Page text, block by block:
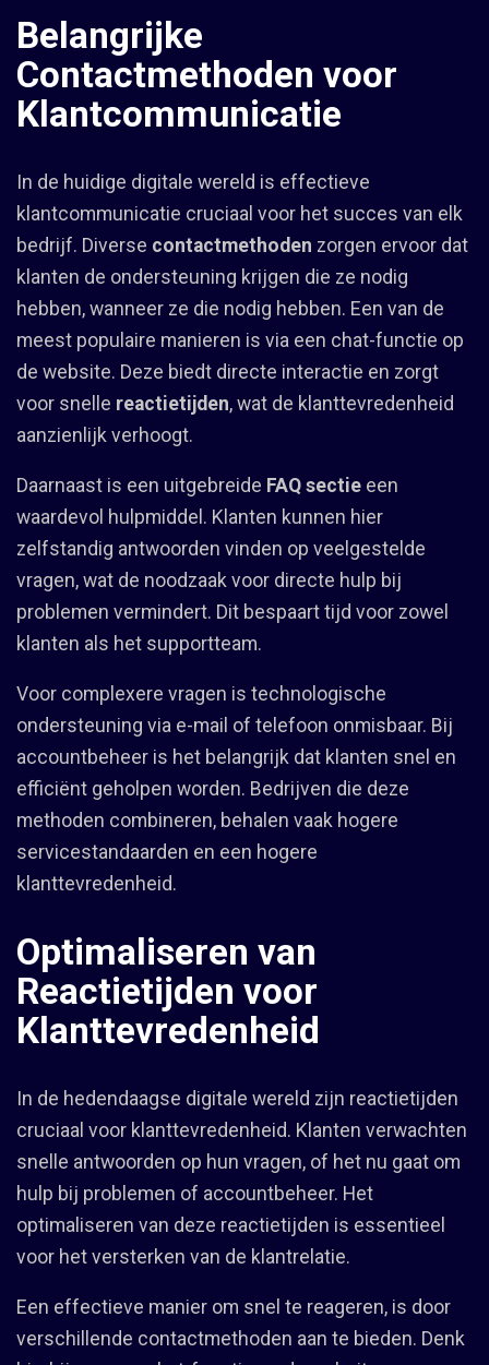
Belangrijke
Contactmethoden voor
Klantcommunicatie
In de huidige digitale wereld is effectieve
klantcommunicatie cruciaal voor het succes van elk
bedrijf. Diverse contactmethoden zorgen ervoor dat
klanten de ondersteuning krijgen die ze nodig
hebben, wanneer ze die nodig hebben. Een van de
meest populaire manieren is via een chat-functie op
de website. Deze biedt directe interactie en zorgt
voor snelle reactietijden, wat de klanttevredenheid
aanzienlijk verhoogt.
Daarnaast is een uitgebreide FAQ sectie een
waardevol hulpmiddel. Klanten kunnen hier
zelfstandig antwoorden vinden op veelgestelde
vragen, wat de noodzaak voor directe hulp bij
problemen vermindert. Dit bespaart tijd voor zowel
klanten als het supportteam.
Voor complexere vragen is technologische
ondersteuning via e-mail of telefoon onmisbaar. Bij
accountbeheer is het belangrijk dat klanten snel en
efficiënt geholpen worden. Bedrijven die deze
methoden combineren, behalen vaak hogere
servicestandaarden en een hogere
klanttevredenheid.
Optimaliseren van
Reactietijden voor
Klanttevredenheid
In de hedendaagse digitale wereld zijn reactietijden
cruciaal voor klanttevredenheid. Klanten verwachten
snelle antwoorden op hun vragen, of het nu gaat om
hulp bij problemen of accountbeheer. Het
optimaliseren van deze reactietijden is essentieel
voor het versterken van de klantrelatie.
Een effectieve manier om snel te reageren, is door
verschillende contactmethoden aan te bieden. Denk